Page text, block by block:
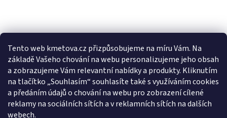
Tento web kmetova.cz přizpůsobujeme na míru Vám. Na
základě Vašeho chování na webu personalizujeme jeho obsah
a zobrazujeme Vám relevantní nabídky a produkty. Kliknutím
na tlačítko „Souhlasím“ souhlasíte také s využíváním cookies
a předáním údajů o chování na webu pro zobrazení cílené
reklamy na sociálních sítích a v reklamních sítích na dalších
webech.
Sledovat na Instagramu
Facebooková stránka